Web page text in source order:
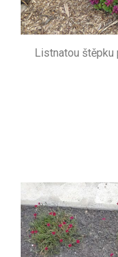
Listnatou štěpku